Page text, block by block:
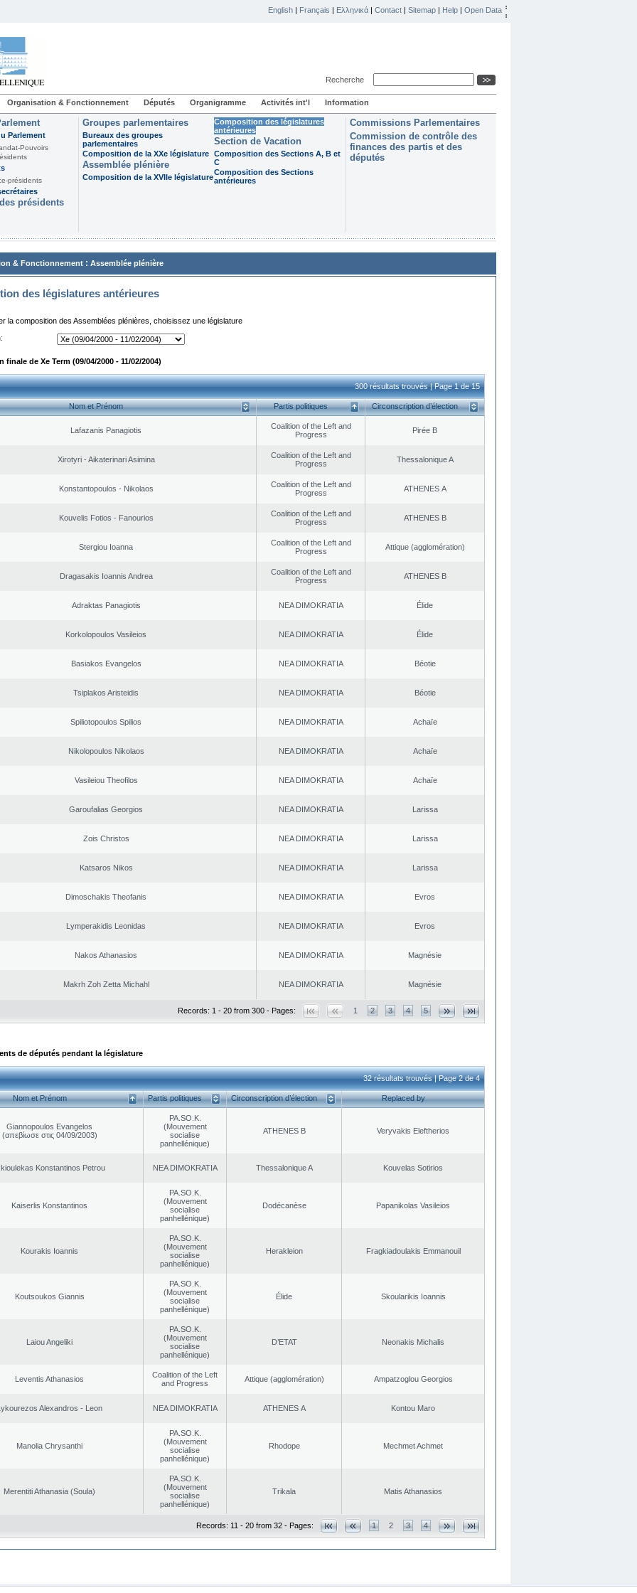
English | Français | Ελληνικά | Contact | Sitemap | Help | Open Data
Recherche
Organisation & Fonctionnement Députés Organigramme Activités int'l Information
Parlement
Pouvoirs
présidents
présidents
Groupes parlementaires
Bureaux des groupes
parlementaires
Composition de la XXe législature
Assemblée plénière
Composition de la XVIIe législature
Composition des législatures
antérieures
Section de Vacation
Composition des Sections A, B et
C
Composition des Sections
antérieures
Commissions Parlementaires
Commission de contrôle des
finances des partis et des
députés
& Fonctionnement : Assemblée plénière
des législatures antérieures
la composition des Assemblées plénières, choisissez une législature
de Xe Term (09/04/2000 - 11/02/2004)
300 résultats trouvés | Page 1 de 15
Nom et Prénom Partis politiques Circonscription d’élection
Lafazanis Panagiotis
Coalition of the Left and
Progress
Pirée B
Xirotyri - Aikaterinari Asimina
Coalition of the Left and
Progress
Thessalonique A
Konstantopoulos - Nikolaos
Coalition of the Left and
Progress
ATHENES Α
Kouvelis Fotios - Fanourios
Coalition of the Left and
Progress
ATHENES Β
Stergiou Ioanna
Coalition of the Left and
Progress
Αttique (agglomération)
Dragasakis Ioannis Andrea
Coalition of the Left and
Progress
ATHENES Β
Adraktas Panagiotis NEA DΙMOKRATIA Élide
Korkolopoulos Vasileios NEA DΙMOKRATIA Élide
Basiakos Evangelos NEA DΙMOKRATIA Béotie
Tsiplakos Aristeidis NEA DΙMOKRATIA Béotie
Spiliotopoulos Spilios NEA DΙMOKRATIA Achaïe
Nikolopoulos Nikolaos NEA DΙMOKRATIA Achaïe
Vasileiou Theofilos NEA DΙMOKRATIA Achaïe
Garoufalias Georgios NEA DΙMOKRATIA Larissa
Zois Christos NEA DΙMOKRATIA Larissa
Katsaros Nikos NEA DΙMOKRATIA Larissa
Dimoschakis Theofanis NEA DΙMOKRATIA Evros
Lymperakidis Leonidas NEA DΙMOKRATIA Evros
Nakos Athanasios NEA DΙMOKRATIA Magnésie
Makrh Zoh Zetta Michahl NEA DΙMOKRATIA Magnésie
Records: 1 - 20 from 300 - Pages: 1 2 3 4 5
de députés pendant la législature
32 résultats trouvés | Page 2 de 4
Nom et Prénom Partis politiques Circonscription d’élection Replaced by
Giannopoulos Evangelos
(απεβίωσε στις 04/09/2003)
PA.SO.K.
(Mouvement
socialise
panhellénique)
ATHENES Β Veryvakis Eleftherios
Konstantinos Petrou NEA DΙMOKRATIA Thessalonique A Kouvelas Sotirios
Kaiserlis Konstantinos
PA.SO.K.
(Mouvement
socialise
panhellénique)
Dodécanèse Papanikolas Vasileios
Kourakis Ioannis
PA.SO.K.
(Mouvement
socialise
panhellénique)
Herakleion Fragkiadoulakis Emmanouil
Koutsoukos Giannis
PA.SO.K.
(Mouvement
socialise
panhellénique)
Élide Skoularikis Ioannis
Laiou Angeliki
PA.SO.K.
(Mouvement
socialise
panhellénique)
D’ETAT Neonakis Michalis
Leventis Athanasios
Coalition of the Left
and Progress
Αttique (agglomération) Ampatzoglou Georgios
Alexandros - Leon NEA DΙMOKRATIA ATHENES Α Kontou Maro
Manolia Chrysanthi
PA.SO.K.
(Mouvement
socialise
panhellénique)
Rhodope Mechmet Achmet
Merentiti Athanasia (Soula)
PA.SO.K.
(Mouvement
socialise
panhellénique)
Trikala Matis Athanasios
Records: 11 - 20 from 32 - Pages: 1 2 3 4